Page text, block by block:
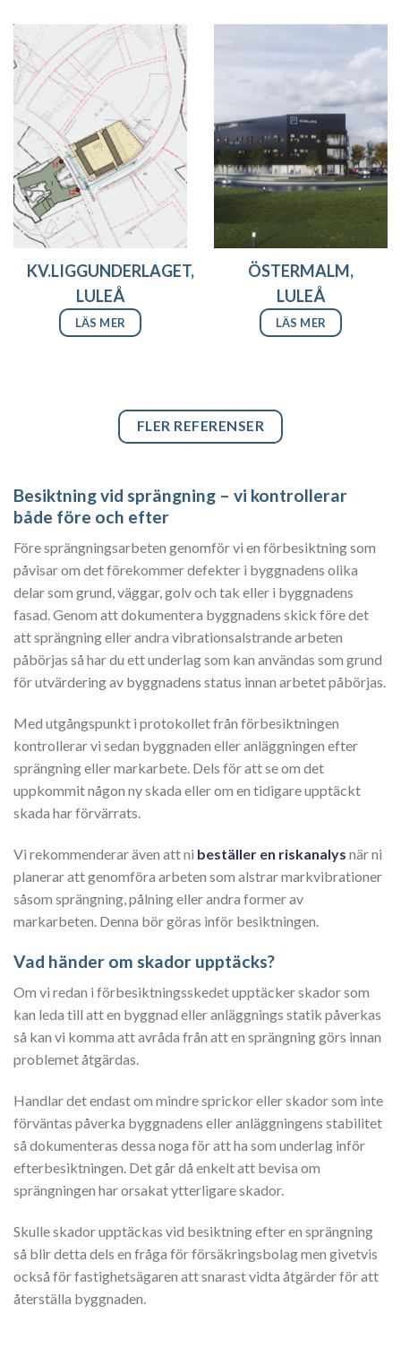
KV.LIGGUNDERLAGET,
LULEÅ
LÄS MER
ÖSTERMALM,
LULEÅ
LÄS MER
FLER REFERENSER
Besiktning vid sprängning – vi kontrollerar
både före och efter
Före sprängningsarbeten genomför vi en förbesiktning som
påvisar om det förekommer defekter i byggnadens olika
delar som grund, väggar, golv och tak eller i byggnadens
fasad. Genom att dokumentera byggnadens skick före det
att sprängning eller andra vibrationsalstrande arbeten
påbörjas så har du ett underlag som kan användas som grund
för utvärdering av byggnadens status innan arbetet påbörjas.
Med utgångspunkt i protokollet från förbesiktningen
kontrollerar vi sedan byggnaden eller anläggningen efter
sprängning eller markarbete. Dels för att se om det
uppkommit någon ny skada eller om en tidigare upptäckt
skada har förvärrats.
Vi rekommenderar även att ni beställer en riskanalys när ni
planerar att genomföra arbeten som alstrar markvibrationer
såsom sprängning, pålning eller andra former av
markarbeten. Denna bör göras inför besiktningen.
Vad händer om skador upptäcks?
Om vi redan i förbesiktningsskedet upptäcker skador som
kan leda till att en byggnad eller anläggnings statik påverkas
så kan vi komma att avråda från att en sprängning görs innan
problemet åtgärdas.
Handlar det endast om mindre sprickor eller skador som inte
förväntas påverka byggnadens eller anläggningens stabilitet
så dokumenteras dessa noga för att ha som underlag inför
efterbesiktningen. Det går då enkelt att bevisa om
sprängningen har orsakat ytterligare skador.
Skulle skador upptäckas vid besiktning efter en sprängning
så blir detta dels en fråga för försäkringsbolag men givetvis
också för fastighetsägaren att snarast vidta åtgärder för att
återställa byggnaden.